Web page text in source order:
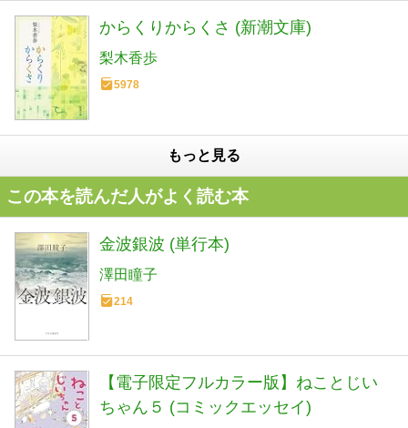
からくりからくさ (新潮文庫)
梨木香歩
5978
もっと見る
この本を読んだ人がよく読む本
金波銀波 (単行本)
澤田瞳子
214
【電子限定フルカラー版】ねことじい
ちゃん５ (コミックエッセイ)